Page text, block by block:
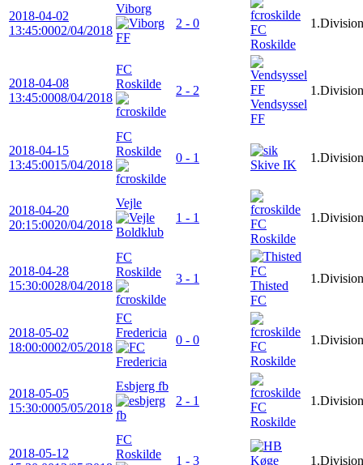
2018-04-02
13:45:0002/04/2018
Viborg
2 - 0
FC
Roskilde
1.Division
2018-04-08
13:45:0008/04/2018
FC
Roskilde
2 - 2
Vendsyssel
FF
1.Division
2018-04-15
13:45:0015/04/2018
FC
Roskilde
0 - 1
Skive IK
1.Division
2018-04-20
20:15:0020/04/2018
Vejle
1 - 1
FC
Roskilde
1.Division
2018-04-28
15:30:0028/04/2018
FC
Roskilde
3 - 1
Thisted
FC
1.Division
2018-05-02
18:00:0002/05/2018
FC
Fredericia
0 - 0
FC
Roskilde
1.Division
2018-05-05
15:30:0005/05/2018
Esbjerg fb
2 - 1
FC
Roskilde
1.Division
2018-05-12
FC
Roskilde
1 - 3 1.Division